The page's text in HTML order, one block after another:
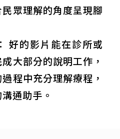
眾理解的角度呈現腳
好的影片能在診所或
大部分的說明工作，
程中充分理解療程，
通助手。